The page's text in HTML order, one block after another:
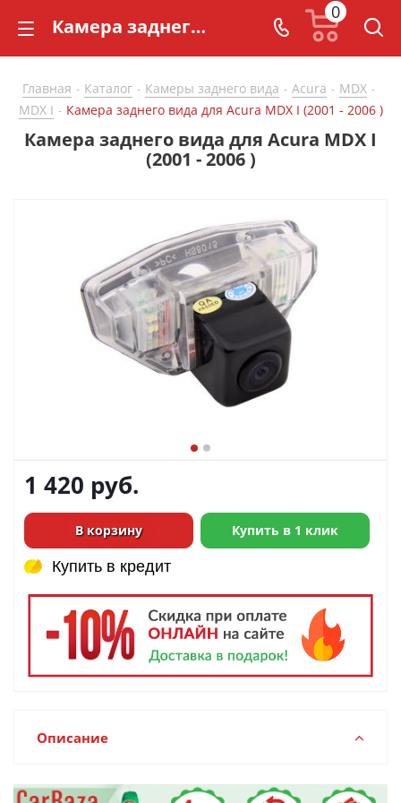
Камера заднего вида для Acura MDX I (2001 - 2006 ) - купить в СarBaza
0
Главная - Каталог - Камеры заднего вида - Acura - MDX -
MDX I - Камера заднего вида для Acura MDX I (2001 - 2006 )
Камера заднего вида для Acura MDX I
(2001 - 2006 )
1 420 руб.
В корзину Купить в 1 клик
Купить в кредит
Купить в кредит
Описание